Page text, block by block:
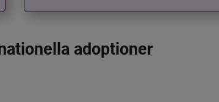
adoptioner